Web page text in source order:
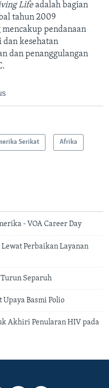
Lifeadalah bagian
tahun 2009
pendanaan
kesehatan
dan penanggulangan
Serikat Afrika
- VOA Career Day
Perbaikan Layanan
Separuh
Upaya Basmi Polio
Akhiri Penularan HIV pada